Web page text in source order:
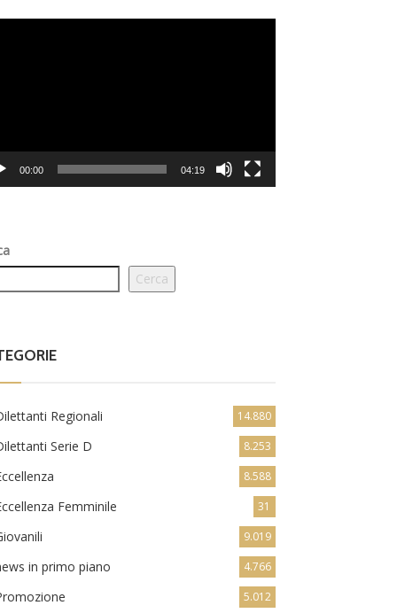
00:00 04:19
Cerca
Regionali 14.880
Serie D 8.253
8.588
Femminile 31
9.019
in primo piano 4.766
5.012